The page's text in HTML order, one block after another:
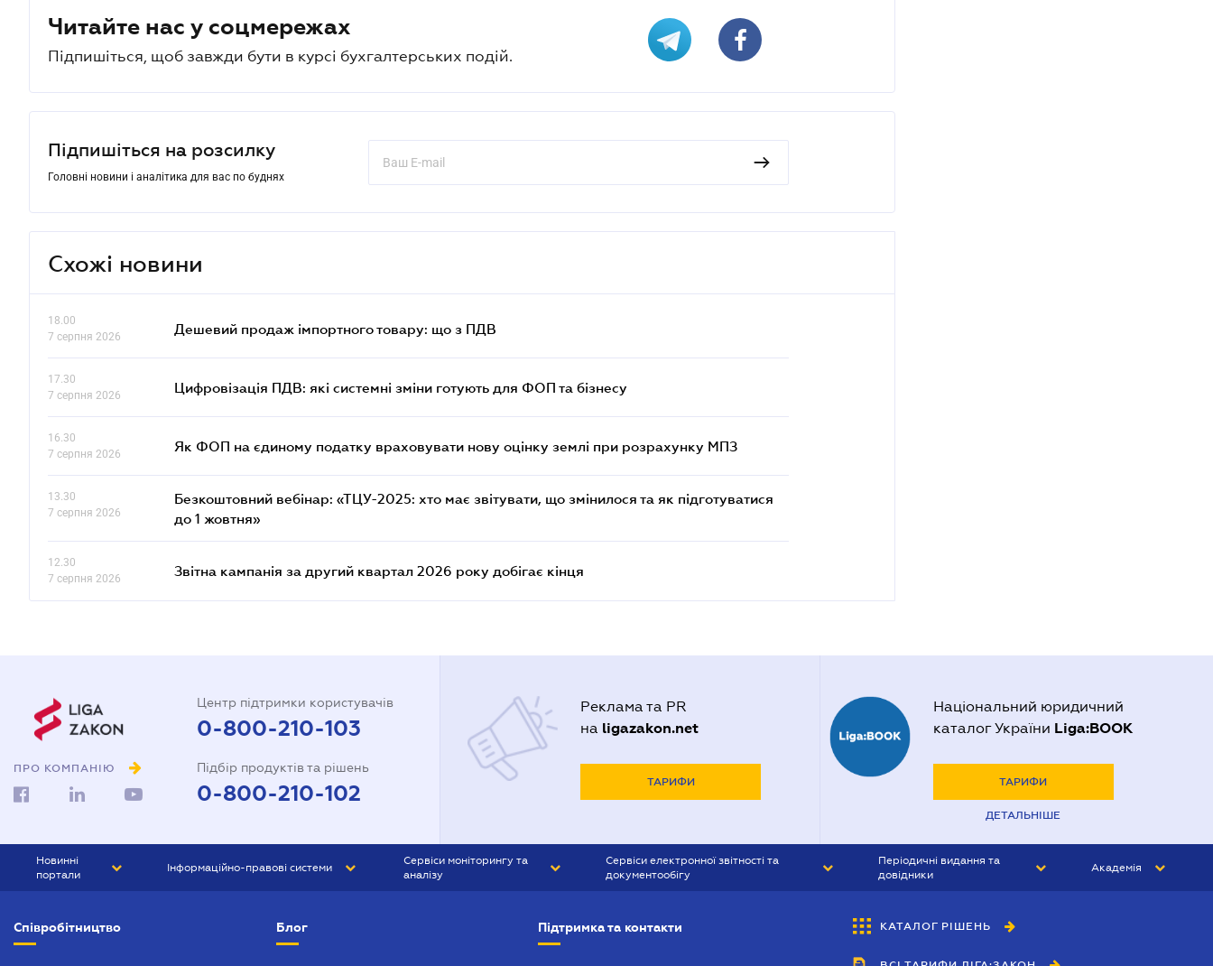
Читайте нас у соцмережах
Підпишіться, щоб завжди бути в курсі бухгалтерських подій.
Підпишіться на розсилку
Головні новини і аналітика для вас по буднях
Схожі новини
18.00
7 серпня 2026
Дешевий продаж імпортного товару: що з ПДВ
17.30
7 серпня 2026
Цифровізація ПДВ: які системні зміни готують для ФОП та бізнесу
16.30
7 серпня 2026
Як ФОП на єдиному податку враховувати нову оцінку землі при розрахунку МПЗ
13.30
7 серпня 2026
Безкоштовний вебінар: «ТЦУ-2025: хто має звітувати, що змінилося та як підготуватися
до 1 жовтня»
12.30
7 серпня 2026
Звітна кампанія за другий квартал 2026 року добігає кінця
ПРО КОМПАНІЮ
Центр підтримки користувачів
0-800-210-103
Підбір продуктів та рішень
0-800-210-102
Реклама та PR
на ligazakon.net
ТАРИФИ
Національний юридичний
каталог України Liga:BOOK
ТАРИФИ
ДЕТАЛЬНІШЕ
Новинні
портали
БІЗНЕС
Інформаційно-правові системи
Сервіси моніторингу та
аналізу
Сервіси електронної звітності та
документообігу
Періодичні видання та
довідники
БУХГАЛТЕР&ЗАКОН
Академія
Співробітництво Блог Підтримка та контакти КАТАЛОГ РІШЕНЬ